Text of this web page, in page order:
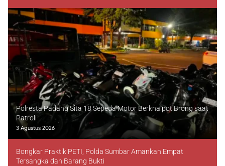
Polresta Padang Sita 18 Sepeda Motor Berknalpot Brong saat
Patroli
3 Agustus 2026
Bongkar Praktik PETI, Polda Sumbar Amankan Empat
Tersangka dan Barang Bukti